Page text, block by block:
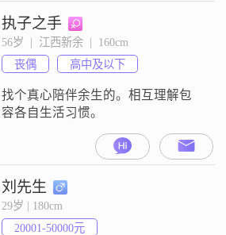
持着积极向上的生活态度。我性格
开朗，总是爱笑，喜欢与人交流。
在生活中，我非常独立和自信，能
够处理各种问题。我热爱生活，喜
欢养植物，这让我的生活充满了生
机
执子之手
56岁  |  江西新余  |  160cm
丧偶
高中及以下
找个真心陪伴余生的。相互理解包
容各自生活习惯。
刘先生
29岁 | 180cm
20001-50000元